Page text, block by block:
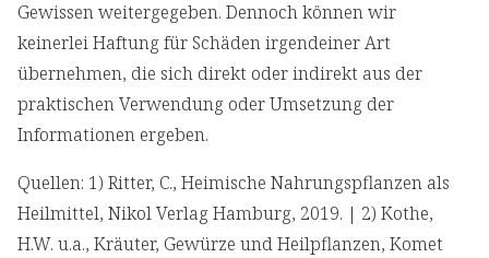
Gewissen weitergegeben. Dennoch können wir
keinerlei Haftung für Schäden irgendeiner Art
übernehmen, die sich direkt oder indirekt aus der
praktischen Verwendung oder Umsetzung der
Informationen ergeben.
Quellen: 1) Ritter, C., Heimische Nahrungspflanzen als
Heilmittel, Nikol Verlag Hamburg, 2019. | 2) Kothe,
H.W. u.a., Kräuter, Gewürze und Heilpflanzen, Komet